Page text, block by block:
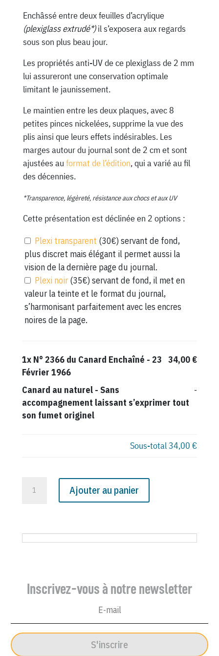
Enchâssé entre deux feuilles d’acrylique
(plexiglass extrudé*)il s’exposera aux regards
sous son plus beau jour.
Les propriétés anti-UV de ce plexiglass de 2 mm
lui assureront une conservation optimale
limitant le jaunissement.
Le maintien entre les deux plaques, avec 8
petites pinces nickelées, supprime la vue des
plis ainsi que leurs effets indésirables. Les
marges autour du journal sont de 2 cm et sont
ajustées au format de l’édition, qui a varié au fil
des décennies.
*Transparence, légèreté, résistance aux chocs et aux UV
Cette présentation est déclinée en 2 options :
Plexi transparent (30€) servant de fond,
plus discret mais élégant il permet aussi la
vision de la dernière page du journal.
Plexi noir (35€) servant de fond, il met en
valeur la teinte et le format du journal,
s’harmonisant parfaitement avec les encres
noires de la page.
1x N° 2366 du Canard Enchaîné - 23
Février 1966
34,00 €
Canard au naturel- Sans
accompagnement laissant s’exprimer tout
son fumet originel
-
Sous-total34,00 €
du
23
Ajouter au panier
Inscrivez-vous à notre newsletter
S'inscrire